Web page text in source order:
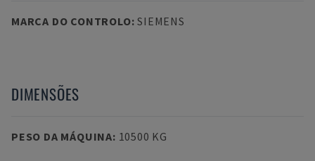
MARCA DO CONTROLO:SIEMENS
DIMENSÕES
PESO DA MÁQUINA: 10500 KG